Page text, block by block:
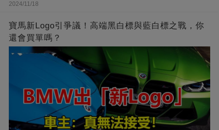
2024/11/18
寶馬新Logo引爭議！高端黑白標與藍白標之戰，你
還會買單嗎？